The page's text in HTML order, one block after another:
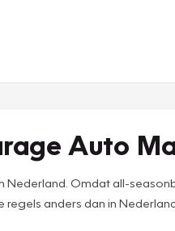
Auto
Omdat all-
anders dan in